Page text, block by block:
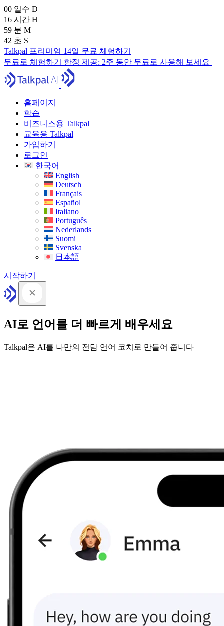
00 일수 D
16 시간 H
59 분 M
40 초 S
Talkpal 프리미엄 14일 무료 체험하기
무료로 체험하기 한정 제공: 2주 동안 무료로 사용해 보세요
홈페이지
학습
비즈니스용 Talkpal
교육용 Talkpal
가입하기
로그인
한국어
English
Deutsch
Français
Español
Italiano
Português
Nederlands
Suomi
Svenska
日本語
시작하기
AI로 언어를 더 빠르게 배우세요
Talkpal은 AI를 나만의 전담 언어 코치로 만들어 줍니다